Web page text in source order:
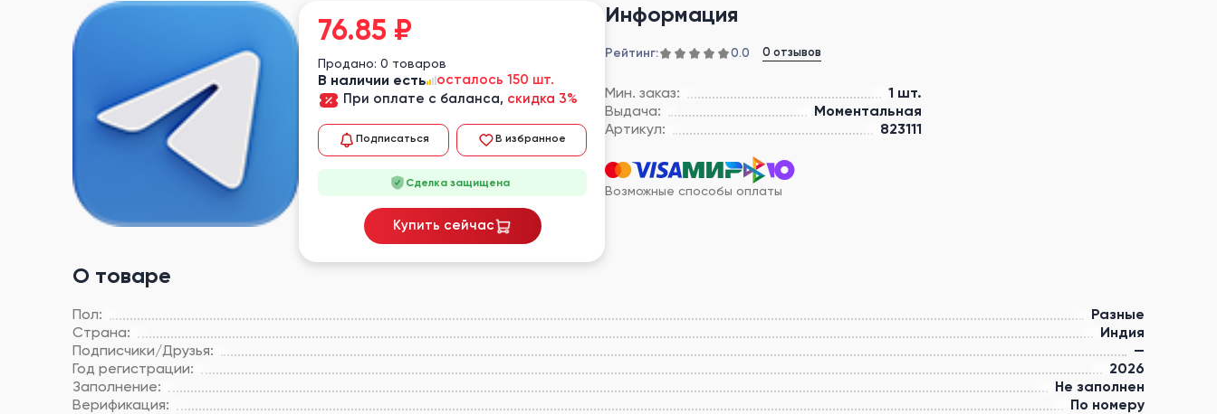
Информация
Рейтинг: 0.0 0 отзывов
Мин. заказ:
1 шт.
Выдача:
Моментальная
Артикул:
823111
Возможные способы оплаты
О товаре
Пол:
Разные
Страна:
Индия
Подписчики/Друзья:
—
Год регистрации:
2026
Заполнение:
Не заполнен
Верификация:
По номеру
76.85 ₽
Продано: 0 товаров
В наличии есть
осталось 150 шт.
При оплате с баланса, скидка 3%
Подписаться В избранное
Сделка защищена
Купить сейчас